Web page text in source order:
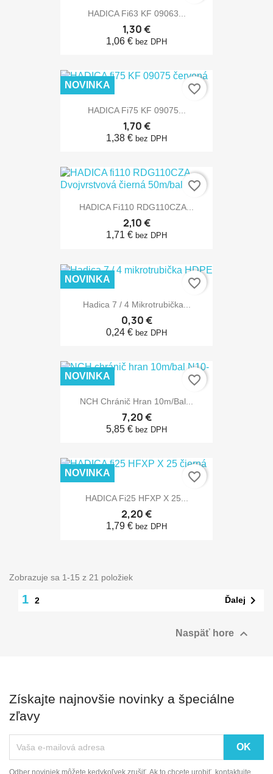
HADICA Fi63 KF 09063...
1,30 €
1,06 € bez DPH
HADICA Fi75 KF 09075...
1,70 €
1,38 € bez DPH
NOVINKA favorite_border
HADICA Fi110 RDG110CZA...
2,10 €
1,71 € bez DPH
favorite_border
Hadica 7 / 4 Mikrotrubička...
0,30 €
0,24 € bez DPH
NOVINKA favorite_border
NCH Chránič Hran 10m/bal...
7,20 €
5,85 € bez DPH
NOVINKA favorite_border
HADICA Fi25 HFXP X 25...
2,20 €
1,79 € bez DPH
NOVINKA favorite_border
Zobrazuje sa 1-15 z 21 položiek
1 2 Ďalej 
Naspäť hore 
Získajte najnovšie novinky a špeciálne
zľavy
Odber noviniek môžete kedykoľvek zrušiť. Ak to chcete urobiť, kontaktujte